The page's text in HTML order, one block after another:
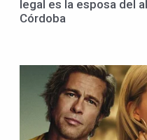
legal es la esposa del
Córdoba